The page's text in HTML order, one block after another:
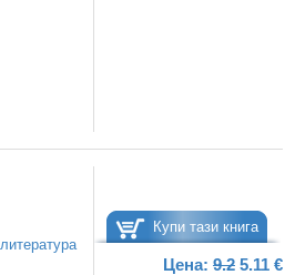
Купи тази книга
Цена: 9.2 5.11 €